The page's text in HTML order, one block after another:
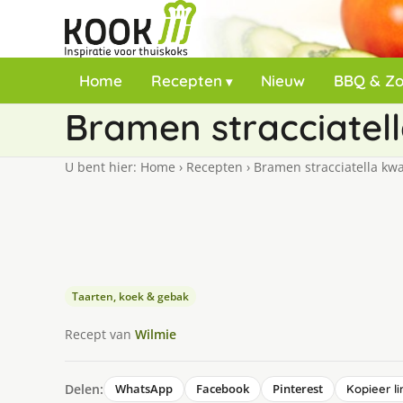
Home Recepten Nieuw BBQ &
Bramen
U bent hier: Home › Recepten › Bramen stracciatella
Taarten, koek & gebak
Recept van Wilmie
Delen: WhatsApp Facebook Pinterest Kopieer